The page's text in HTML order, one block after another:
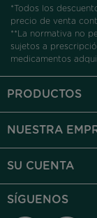
*Todos los
precio de venta
**La normativa no
sujetos a
medicamentos
PRODUCTOS
NUESTRA
SU CUENTA
SÍGUENOS